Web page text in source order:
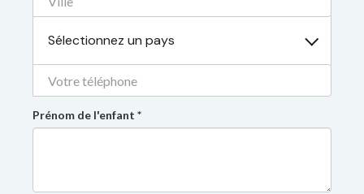
Sélectionnez un pays
Prénom de l'enfant *